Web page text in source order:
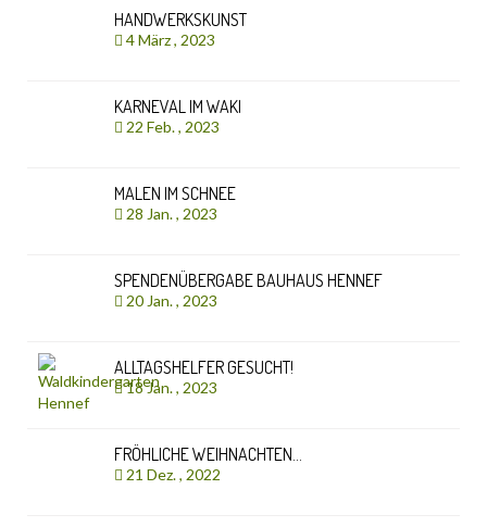
HANDWERKSKUNST
4 März , 2023
KARNEVAL IM WAKI
22 Feb. , 2023
MALEN IM SCHNEE
28 Jan. , 2023
SPENDENÜBERGABE BAUHAUS HENNEF
20 Jan. , 2023
ALLTAGSHELFER GESUCHT!
18 Jan. , 2023
FRÖHLICHE WEIHNACHTEN…
21 Dez. , 2022